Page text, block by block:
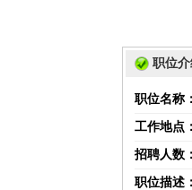
职位
职位名称：
工作地点：
招聘人数：
职位描述：